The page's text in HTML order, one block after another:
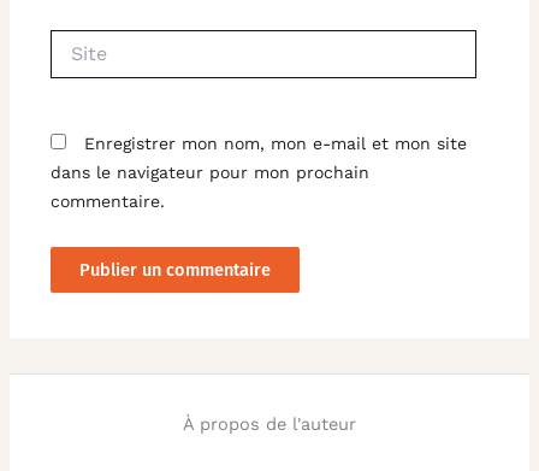
Enregistrer mon nom, mon e-mail et mon site
dans le navigateur pour mon prochain
commentaire.
À propos de l'auteur